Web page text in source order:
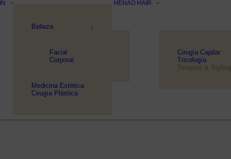
Belleza
Facial
Corporal
Medicina Estética
Cirugía Plástica
HENAO HAIR
Cirugía Capilar
Tricología
Terapias & Styling